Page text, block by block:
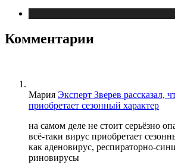
Комментарии
Мария Эксперт Зверев рассказал,
приобретает сезонный характер
на самом деле не стоит серьёзно
всё-таки вирус приобретает
как аденовирус, респираторно-
риновирусы